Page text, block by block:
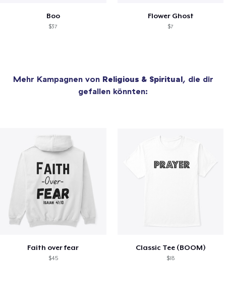
Boo
$37
Flower Ghost
$7
Mehr Kampagnen von Religious & Spiritual, die dir
gefallen könnten:
Faith over fear
$45
Classic Tee (BOOM)
$18